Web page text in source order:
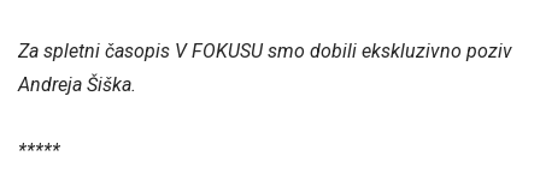
Za spletni časopis V FOKUSU smo dobili ekskluzivno poziv
Andreja Šiška.
*****